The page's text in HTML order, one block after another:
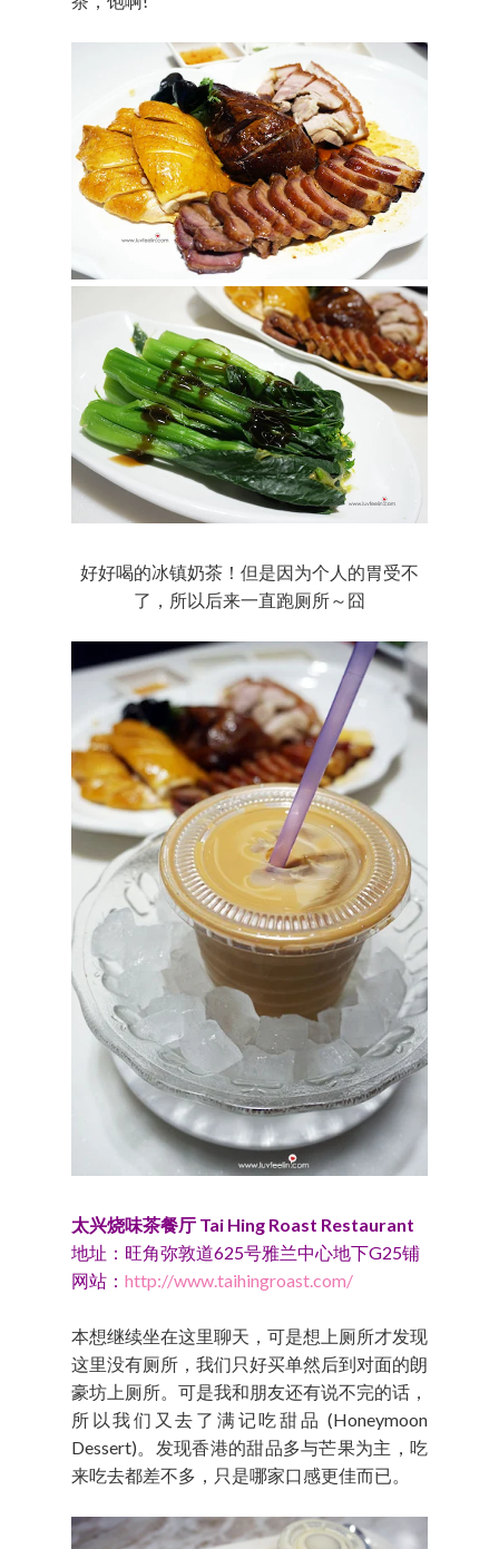
好好喝的冰镇奶茶！但是因为个人的胃受不
了，所以后来一直跑厕所～囧
太兴烧味茶餐厅 Tai Hing Roast Restaurant
地址：旺角弥敦道625号雅兰中心地下G25铺
网站： http://www.taihingroast.com/
本想继续坐在这里聊天，可是想上厕所才发现
这里没有厕所，我们只好买单然后到对面的朗
豪坊上厕所。可是我和朋友还有说不完的话，
所以我们又去了满记吃甜品 (Honeymoon
Dessert)。发现香港的甜品多与芒果为主，吃
来吃去都差不多，只是哪家口感更佳而已。